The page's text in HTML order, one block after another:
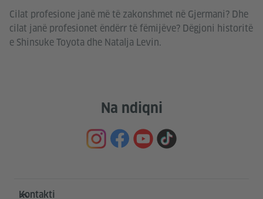
Cilat profesione janë më të zakonshmet në Gjermani? Dhe
cilat janë profesionet ëndërr të fëmijëve? Dëgjoni historitë
e Shinsuke Toyota dhe Natalja Levin.
Na ndiqni
Service- und Informationsbereich
Kontakti